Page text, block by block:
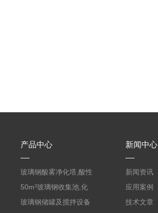
产品中心
玻璃钢酸雾净化塔,酸性
废气洗涤塔处理工艺
50m³玻璃钢收集池,化
粪罐
玻璃钢储罐及搅拌设备
新闻中心
新闻资讯
应用案例
技术文章